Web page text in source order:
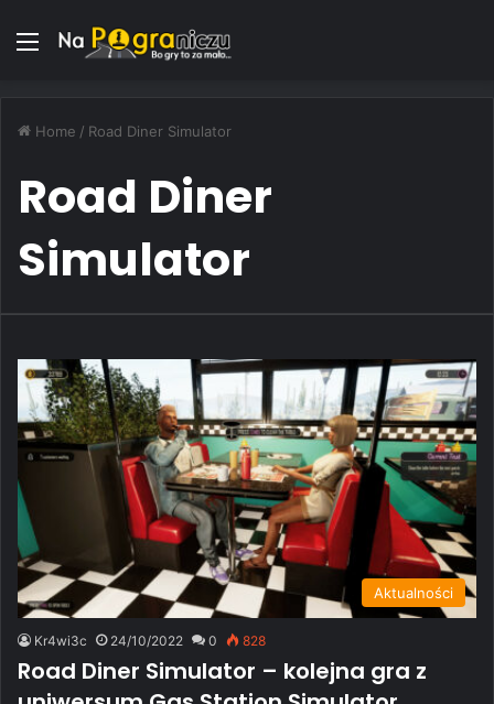
Menu
Home / Road Diner Simulator
Road Diner
Simulator
Aktualności
Kr4wi3c 24/10/2022 0 828
Road Diner Simulator – kolejna gra z